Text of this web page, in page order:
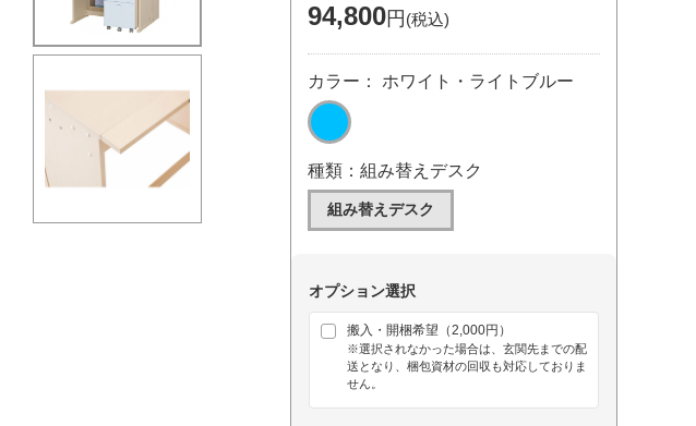
94,800円 (税込)
カラー： ホワイト・ライトブルー
種類：組み替えデスク
組み替えデスク
オプション選択
搬入・開梱希望（2,000円）
※選択されなかった場合は、玄関先までの配
送となり、梱包資材の回収も対応しておりま
せん。